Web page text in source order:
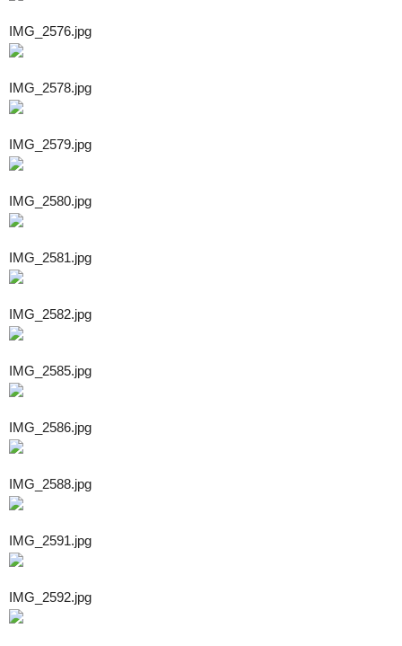
IMG_2576.jpg
IMG_2578.jpg
IMG_2579.jpg
IMG_2580.jpg
IMG_2581.jpg
IMG_2582.jpg
IMG_2585.jpg
IMG_2586.jpg
IMG_2588.jpg
IMG_2591.jpg
IMG_2592.jpg